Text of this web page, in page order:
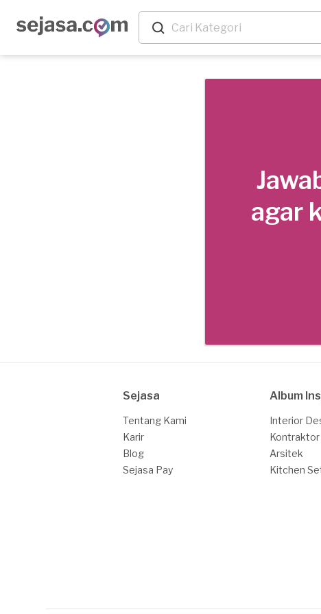
agar
Sejasa
Tentang Kami
Karir
Blog
Sejasa Pay
Album
Interior
Kontraktor
Arsitek
Kitchen